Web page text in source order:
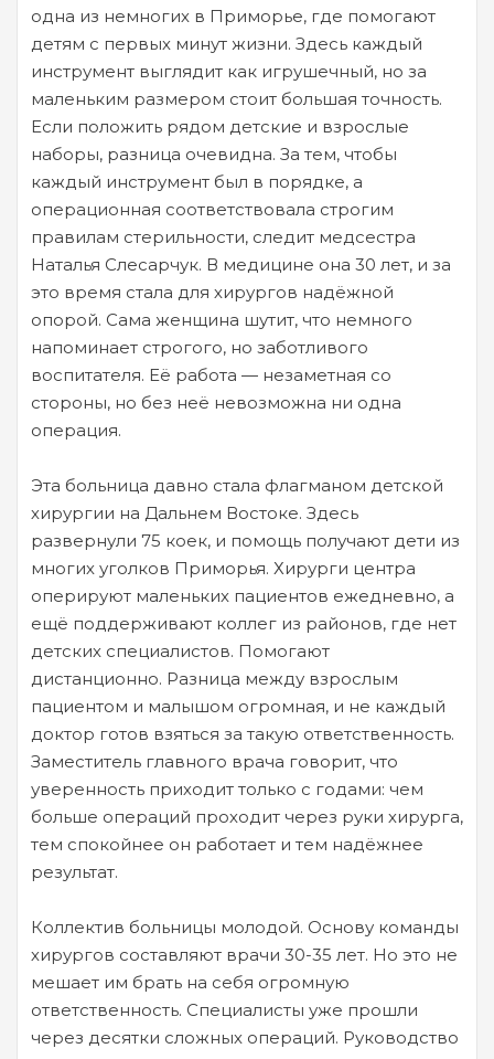
одна из немногих в Приморье, где помогают
детям с первых минут жизни. Здесь каждый
инструмент выглядит как игрушечный, но за
маленьким размером стоит большая точность.
Если положить рядом детские и взрослые
наборы, разница очевидна. За тем, чтобы
каждый инструмент был в порядке, а
операционная соответствовала строгим
правилам стерильности, следит медсестра
Наталья Слесарчук. В медицине она 30 лет, и за
это время стала для хирургов надёжной
опорой. Сама женщина шутит, что немного
напоминает строгого, но заботливого
воспитателя. Её работа — незаметная со
стороны, но без неё невозможна ни одна
операция.
Эта больница давно стала флагманом детской
хирургии на Дальнем Востоке. Здесь
развернули 75 коек, и помощь получают дети из
многих уголков Приморья. Хирурги центра
оперируют маленьких пациентов ежедневно, а
ещё поддерживают коллег из районов, где нет
детских специалистов. Помогают
дистанционно. Разница между взрослым
пациентом и малышом огромная, и не каждый
доктор готов взяться за такую ответственность.
Заместитель главного врача говорит, что
уверенность приходит только с годами: чем
больше операций проходит через руки хирурга,
тем спокойнее он работает и тем надёжнее
результат.
Коллектив больницы молодой. Основу команды
хирургов составляют врачи 30-35 лет. Но это не
мешает им брать на себя огромную
ответственность. Специалисты уже прошли
через десятки сложных операций. Руководство